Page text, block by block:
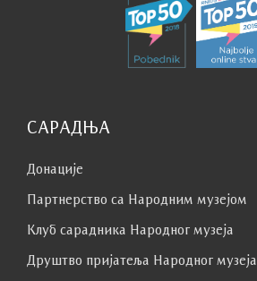
САРАДЊА
Донације
Партнерство са Народним музејoм
Клуб сaрaдникa Народног музеја
Друштво пријатеља Народног музеја